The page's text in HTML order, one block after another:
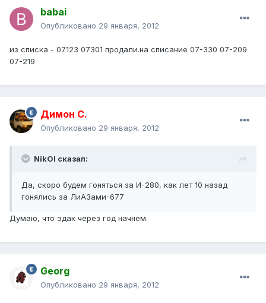
babai
Опубликовано 29 января, 2012
из списка - 07123 07301 продали.на списание 07-330 07-209
07-219
Димон С.
Опубликовано 29 января, 2012
NikOl сказал:
Да, скоро будем гоняться за И-280, как лет 10 назад
гонялись за ЛиАЗами-677
Думаю, что эдак через год начнем.
Georg
Опубликовано 29 января, 2012